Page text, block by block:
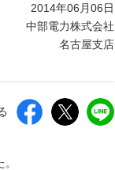
2014年06月06日
中部電力株式会社
名古屋支店